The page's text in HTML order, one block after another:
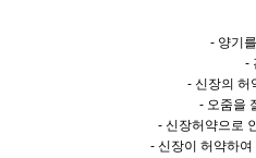
- 양기
-
- 신장의 허
- 오줌을
- 신장허약으로
- 신장이 허약하